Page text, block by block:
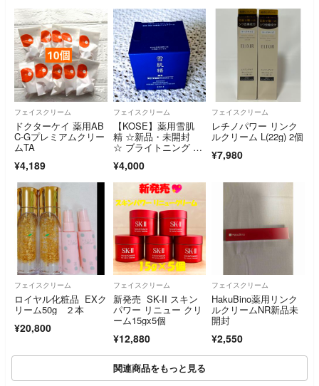
フェイスクリーム
ドクターケイ 薬用AB
C-Gプレミアムクリー
ムTA
¥4,189
フェイスクリーム
【KOSE】薬用雪肌
精 ☆新品・未開封
☆ ブライトニング マ
クリーム 80g
¥4,000
フェイスクリーム
レチノパワー リンク
ルクリーム L(22g) 2個
¥7,980
フェイスクリーム
ロイヤル化粧品 EXク
リーム50g ２本
¥20,800
フェイスクリーム
新発売 SK-II スキン
パワー リニュー クリ
ーム15gx5個
¥12,880
フェイスクリーム
HakuBino薬用リンク
ルクリームNR新品未
開封
¥2,550
関連商品をもっと見る